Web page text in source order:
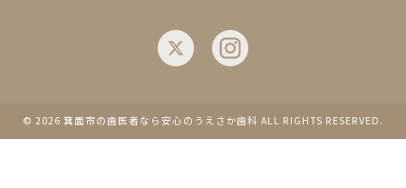
© 2026 箕面市の歯医者なら安心のうえさか歯科 ALL RIGHTS RESERVED.